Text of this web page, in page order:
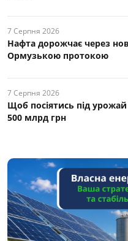
7 Серпня 2026
Нафта дорожчає через
Ормузькою протокою
7 Серпня 2026
Щоб посіятись під
500 млрд грн